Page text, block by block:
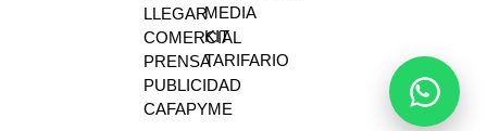
LLEGAR
COMERCIAL
PRENSA
PUBLICIDAD
CAFAPYME
MEDIA
KIT
TARIFARIO